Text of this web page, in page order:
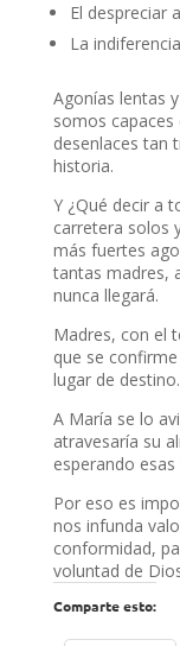
El despreciar
La
Agonías lentas
somos
desenlaces tan
historia.
Y ¿Qué decir a
carretera solos
más fuertes
tantas madres,
nunca llegará.
Madres, con el
que se
lugar de destino.
A María se lo
atravesaría su
esperando esas
Por eso es
nos infunda
conformidad,
voluntad de
Comparte esto: